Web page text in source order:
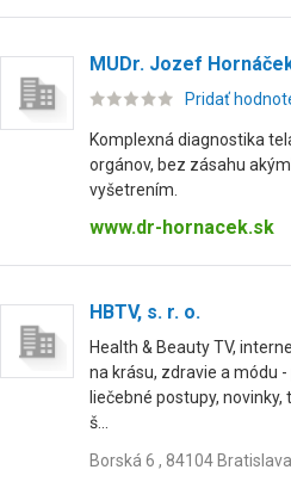
MUDr. Jozef
Pridať
Komplexná diagnostika
orgánov, bez zásahu
vyšetrením.
www.dr-hornacek.sk
HBTV, s. r. o.
Health & Beauty TV,
na krásu, zdravie a módu
liečebné postupy,
š...
Borská 6 , 84104